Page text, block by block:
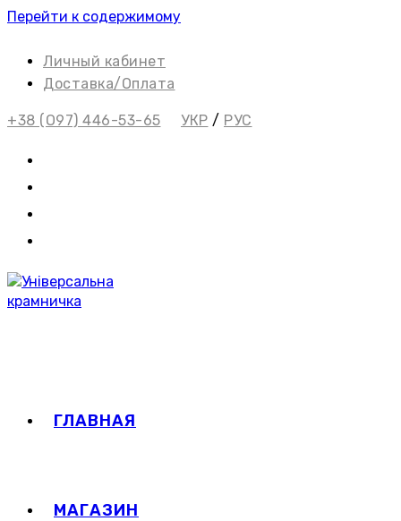
Перейти к содержимому
Личный кабинет
Доставка/Оплата
+38 (О97) 446-53-65 УКР / РУС
ГЛАВНАЯ
МАГАЗИН